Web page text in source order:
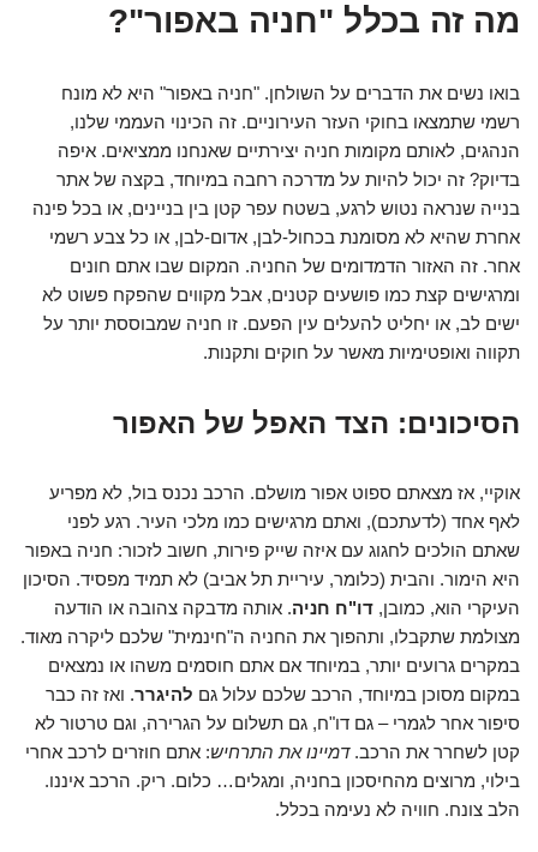
מה זה בכלל "חניה באפור"?
בואו נשים את הדברים על השולחן. "חניה באפור" היא לא מונח
רשמי שתמצאו בחוקי העזר העירוניים. זה הכינוי העממי שלנו,
הנהגים, לאותם מקומות חניה יצירתיים שאנחנו ממציאים. איפה
בדיוק? זה יכול להיות על מדרכה רחבה במיוחד, בקצה של אתר
בנייה שנראה נטוש לרגע, בשטח עפר קטן בין בניינים, או בכל פינה
אחרת שהיא לא מסומנת בכחול-לבן, אדום-לבן, או כל צבע רשמי
אחר. זה האזור הדמדומים של החניה. המקום שבו אתם חונים
ומרגישים קצת כמו פושעים קטנים, אבל מקווים שהפקח פשוט לא
ישים לב, או יחליט להעלים עין הפעם. זו חניה שמבוססת יותר על
תקווה ואופטימיות מאשר על חוקים ותקנות.
הסיכונים: הצד האפל של האפור
אוקיי, אז מצאתם ספוט אפור מושלם. הרכב נכנס בול, לא מפריע
לאף אחד (לדעתכם), ואתם מרגישים כמו מלכי העיר. רגע לפני
שאתם הולכים לחגוג עם איזה שייק פירות, חשוב לזכור: חניה באפור
היא הימור. והבית (כלומר, עיריית תל אביב) לא תמיד מפסיד. הסיכון
העיקרי הוא, כמובן, דו"ח חניה. אותה מדבקה צהובה או הודעה
מצולמת שתקבלו, ותהפוך את החניה ה"חינמית" שלכם ליקרה מאוד.
במקרים גרועים יותר, במיוחד אם אתם חוסמים משהו או נמצאים
במקום מסוכן במיוחד, הרכב שלכם עלול גם להיגרר. ואז זה כבר
סיפור אחר לגמרי – גם דו"ח, גם תשלום על הגרירה, וגם טרטור לא
קטן לשחרר את הרכב.דמיינו את התרחיש: אתם חוזרים לרכב אחרי
בילוי, מרוצים מהחיסכון בחניה, ומגלים… כלום. ריק. הרכב איננו.
הלב צונח. חוויה לא נעימה בכלל.